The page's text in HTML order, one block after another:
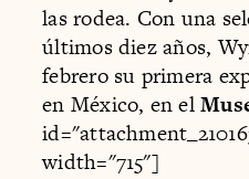
las rodea. Con una
últimos diez años,
febrero su primera
en México, en el
width="715"]